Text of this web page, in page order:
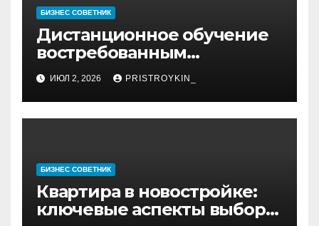
БИЗНЕС СОВЕТНИК
Дистанционное обучение
востребованным
профессиям
ИЮЛ 2, 2026 PRISTROYKIN_
БИЗНЕС СОВЕТНИК
Квартира в новостройке:
ключевые аспекты выбора,